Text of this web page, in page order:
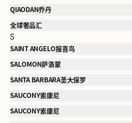
QIAODAN乔丹
全球奢品汇
S
SAINT ANGELO报喜鸟
SALOMON萨洛蒙
SANTA BARBARA圣大保罗
SAUCONY索康尼
SAUCONY索康尼